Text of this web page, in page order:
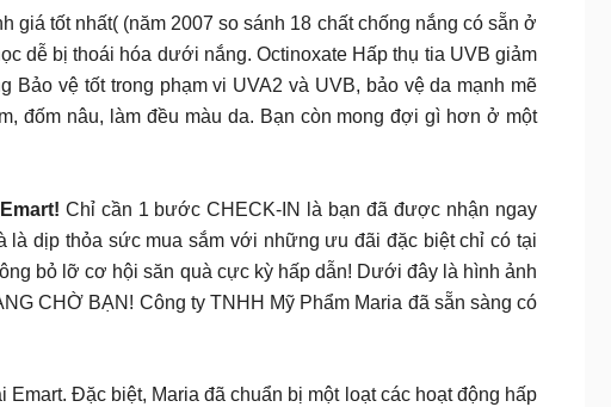
tốt nhất( (năm 2007 so sánh 18 chất chống nắng có sẵn ở
dễ bị thoái hóa dưới nắng. Octinoxate Hấp thụ tia UVB giảm
vệ tốt trong phạm vi UVA2 và UVB, bảo vệ da mạnh mẽ
đốm nâu, làm đều màu da. Bạn còn mong đợi gì hơn ở một
Chỉ cần 1 bước CHECK-IN là bạn đã được nhận ngay
dịp thỏa sức mua sắm với những ưu đãi đặc biệt chỉ có tại
bỏ lỡ cơ hội săn quà cực kỳ hấp dẫn! Dưới đây là hình ảnh
CHỜ BẠN! Công ty TNHH Mỹ Phẩm Maria đã sẵn sàng có
Đặc biệt, Maria đã chuẩn bị một loạt các hoạt động hấp